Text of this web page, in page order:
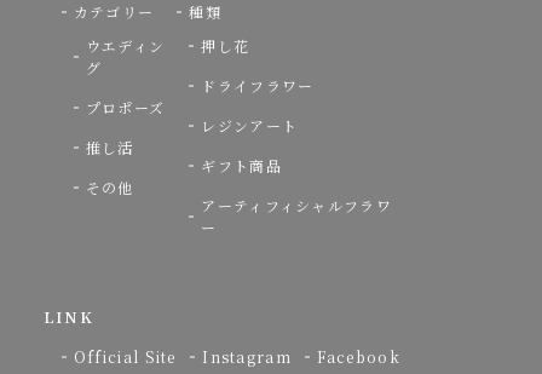
カテゴリー
ウエディン
グ
プロポーズ
推し活
その他
種類
押し花
ドライフラワー
レジンアート
ギフト商品
アーティフィシャルフラワ
ー
LINK
Official Site Instagram Facebook